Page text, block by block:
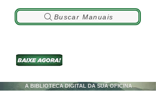
A BIBLIOTECA DIGITAL DA SUA OFICINA
Buscar Manuais